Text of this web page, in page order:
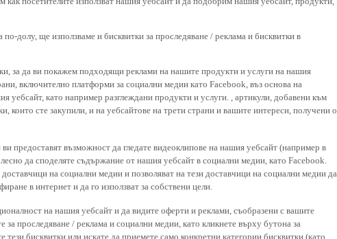
включително платформи за социални медии като Facebook, въз основа на
уебсайт, като например разглеждани продукти и услуги. , артикули, добавени към
които сте закупили, и на уебсайтове на трети страни и вашите интереси, получени от
да споделяте съдържание от нашия уебсайт в социални медии, като Facebook.
на социални медии и позволяват на тези доставчици на социални медии да
в интернет и да го използват за собствени цели.
за проследяване / реклама и социални медии, като кликнете върху бутона за
бисквитки или искате да приемете само конкретни категории бисквитки (като